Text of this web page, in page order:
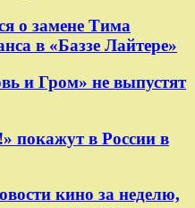
о замене Тима
в «Баззе Лайтере»
и Гром» не выпустят
покажут в России в
кино за неделю,